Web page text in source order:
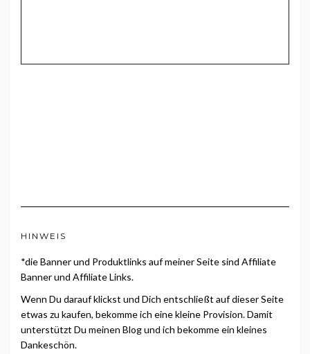
HINWEIS
*die Banner und Produktlinks auf meiner Seite sind Affiliate
Banner und Affiliate Links.
Wenn Du darauf klickst und Dich entschließt auf dieser Seite
etwas zu kaufen, bekomme ich eine kleine Provision. Damit
unterstützt Du meinen Blog und ich bekomme ein kleines
Dankeschön.